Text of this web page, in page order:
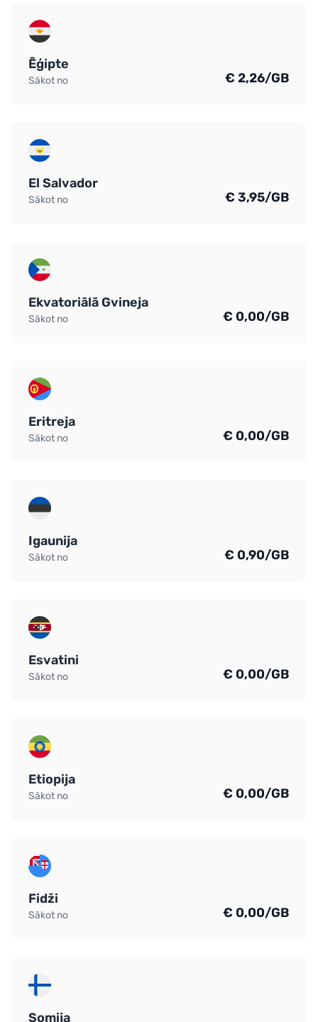
Ēģipte
Sākot no € 2,26/GB
El Salvador
Sākot no € 3,95/GB
Ekvatoriālā Gvineja
Sākot no € 0,00/GB
Eritreja
Sākot no € 0,00/GB
Igaunija
Sākot no € 0,90/GB
Esvatini
Sākot no € 0,00/GB
Etiopija
Sākot no € 0,00/GB
Fidži
Sākot no € 0,00/GB
Somija